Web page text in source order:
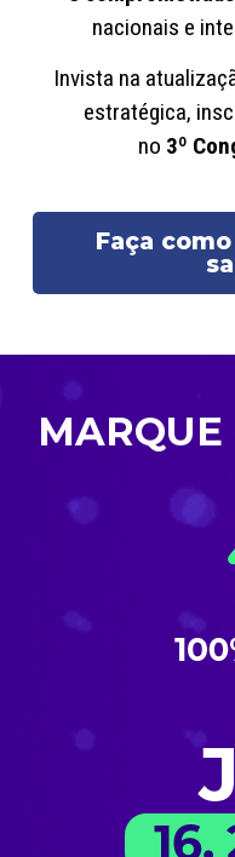
nacionais e
Invista na
estratégica,
no 3º
Faça